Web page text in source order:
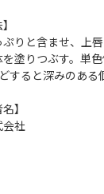
りと含ませ、上
塗りつぶす。単
すると深みのある
】
会社